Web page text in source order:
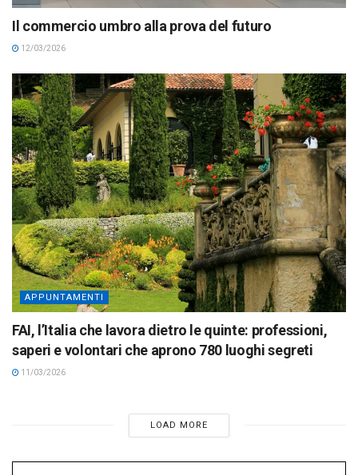
Il commercio umbro alla prova del futuro
12/03/2026
APPUNTAMENTI
FAI, l’Italia che lavora dietro le quinte: professioni,
saperi e volontari che aprono 780 luoghi segreti
11/03/2026
LOAD MORE